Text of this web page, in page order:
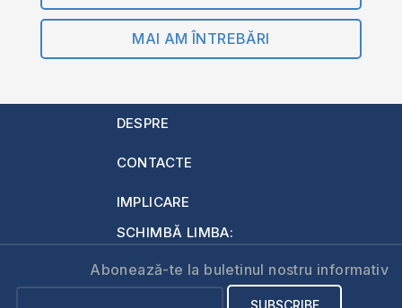
MAI AM ÎNTREBĂRI
DESPRE
CONTACTE
IMPLICARE
SCHIMBĂ LIMBA:
Abonează-te la buletinul nostru informativ